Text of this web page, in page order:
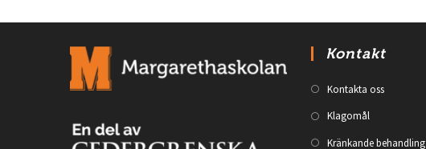
Kontakt
Kontakta oss
Klagomål
Kränkande behandling